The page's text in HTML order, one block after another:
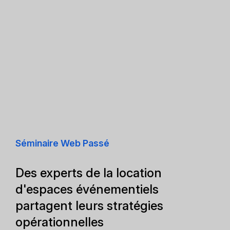
Séminaire Web Passé
Des experts de la location
d'espaces événementiels
partagent leurs stratégies
opérationnelles